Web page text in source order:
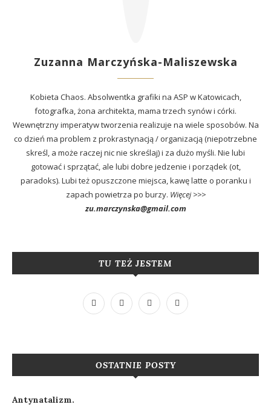
Zuzanna Marczyńska-Maliszewska
Kobieta Chaos. Absolwentka grafiki na ASP w Katowicach,
fotografka, żona architekta, mama trzech synów i córki.
Wewnętrzny imperatyw tworzenia realizuje na wiele sposobów. Na
co dzień ma problem z prokrastynacją / organizacją (niepotrzebne
skreśl, a może raczej nic nie skreślaj) i za dużo myśli. Nie lubi
gotować i sprzątać, ale lubi dobre jedzenie i porządek (ot,
paradoks). Lubi też opuszczone miejsca, kawę latte o poranku i
zapach powietrza po burzy. Więcej >>>
zu.marczynska@gmail.com
TU TEŻ JESTEM
OSTATNIE POSTY
Antynatalizm.